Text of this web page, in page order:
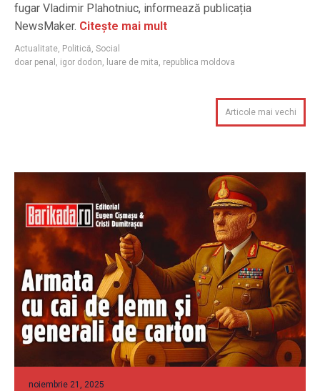
fugar Vladimir Plahotniuc, informează publicația
NewsMaker. Citește mai mult
Actualitate, Politică, Social
doar penal , igor dodon, luare de mita, republica moldova
Articole mai vechi
noiembrie 21, 2025